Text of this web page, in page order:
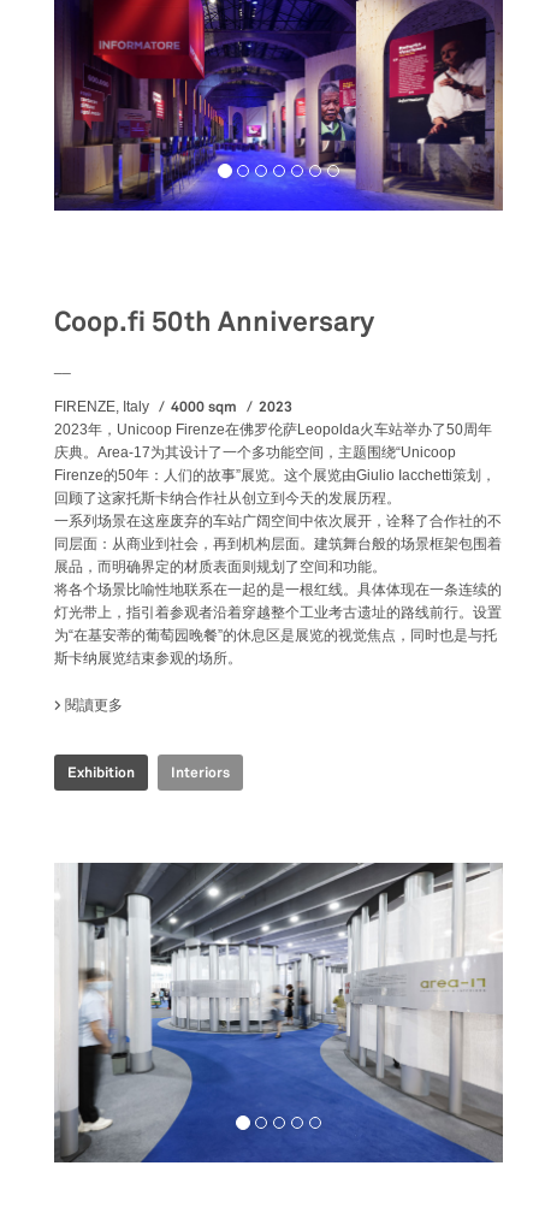
Coop.fi 50th Anniversary
FIRENZE, Italy 4000 sqm 2023
2023年，Unicoop Firenze在佛罗伦萨Leopolda火车站举办了50周年
庆典。Area-17为其设计了一个多功能空间，主题围绕“Unicoop
Firenze的50年：人们的故事”展览。这个展览由Giulio Iacchetti策划，
回顾了这家托斯卡纳合作社从创立到今天的发展历程。
一系列场景在这座废弃的车站广阔空间中依次展开，诠释了合作社的不
同层面：从商业到社会，再到机构层面。建筑舞台般的场景框架包围着
展品，而明确界定的材质表面则规划了空间和功能。
将各个场景比喻性地联系在一起的是一根红线。具体体现在一条连续的
灯光带上，指引着参观者沿着穿越整个工业考古遗址的路线前行。设置
为“在基安蒂的葡萄园晚餐”的休息区是展览的视觉焦点，同时也是与托
斯卡纳展览结束参观的场所。
閱讀更多
Exhibition Interiors